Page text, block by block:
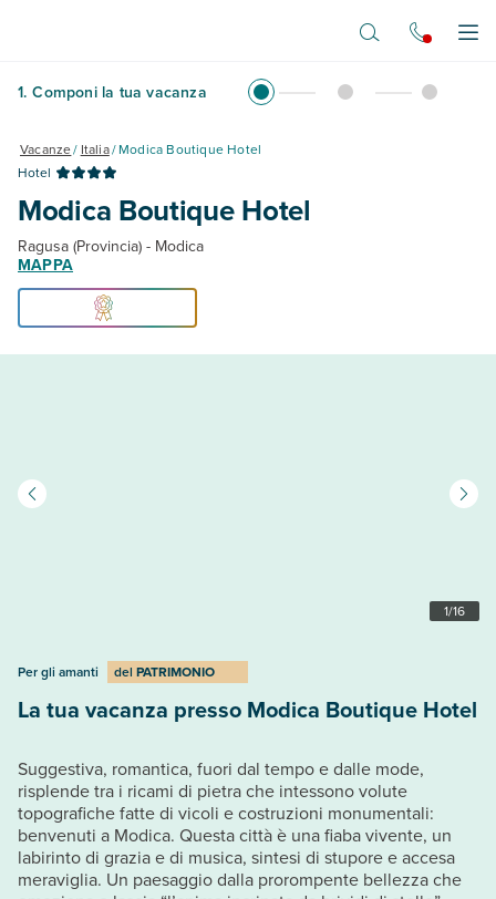
1. Componi la tua vacanza
Vacanze/ Italia/Modica Boutique Hotel
Hotel
Modica Boutique Hotel
Ragusa (Provincia) - Modica
MAPPA
1/16
Per gli amanti del PATRIMONIO
La tua vacanza presso Modica Boutique Hotel
Suggestiva, romantica, fuori dal tempo e dalle mode,
risplende tra i ricami di pietra che intessono volute
topografiche fatte di vicoli e costruzioni monumentali:
benvenuti a Modica. Questa città è una fiaba vivente, un
labirinto di grazia e di musica, sintesi di stupore e accesa
meraviglia. Un paesaggio dalla prorompente bellezza che